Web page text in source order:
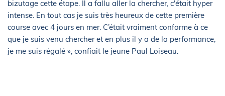
bizutage cette étape. Il a fallu aller la chercher, c'était hyper
intense. En tout cas je suis très heureux de cette première
course avec 4 jours en mer. C’était vraiment conforme à ce
que je suis venu chercher et en plus il y a de la performance,
je me suis régalé », confiait le jeune Paul Loiseau.